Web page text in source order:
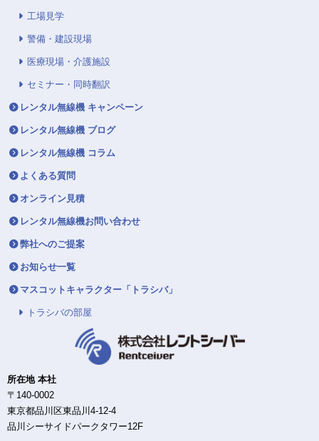
工場見学
警備・建設現場
医療現場・介護施設
セミナー・同時翻訳
レンタル無線機 キャンペーン
レンタル無線機 ブログ
レンタル無線機 コラム
よくある質問
オンライン見積
レンタル無線機お問い合わせ
弊社へのご提案
お知らせ一覧
マスコットキャラクター「トラシバ」
トラシバの部屋
所在地 本社
〒140-0002
東京都品川区東品川4-12-4
品川シーサイドパークタワー12F